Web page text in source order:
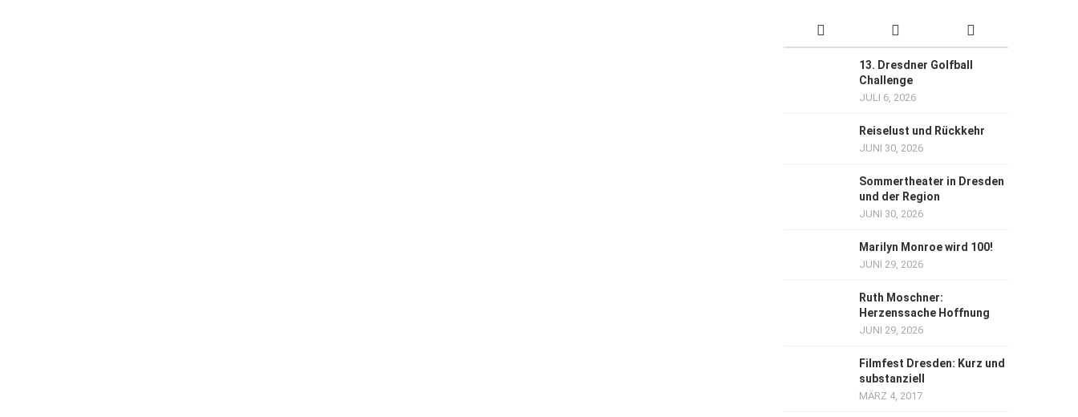
13. Dresdner Golfball
Challenge
JULI 6, 2026
Reiselust und Rückkehr
JUNI 30, 2026
Sommertheater in Dresden
und der Region
JUNI 30, 2026
Marilyn Monroe wird 100!
JUNI 29, 2026
Ruth Moschner:
Herzenssache Hoffnung
JUNI 29, 2026
Filmfest Dresden: Kurz und
substanziell
MÄRZ 4, 2017